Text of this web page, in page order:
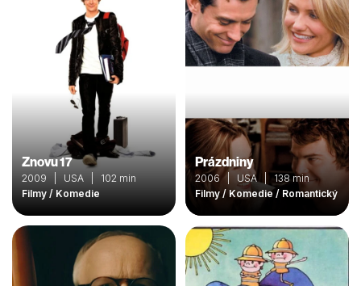
Znovu 17
2009 | USA | 102 min
Filmy / Komedie
Prázdniny
2006 | USA | 138 min
Filmy / Komedie / Romantický